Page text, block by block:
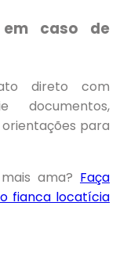
caso de
direto com
documentos,
para
ama? Faça
fianca locatícia